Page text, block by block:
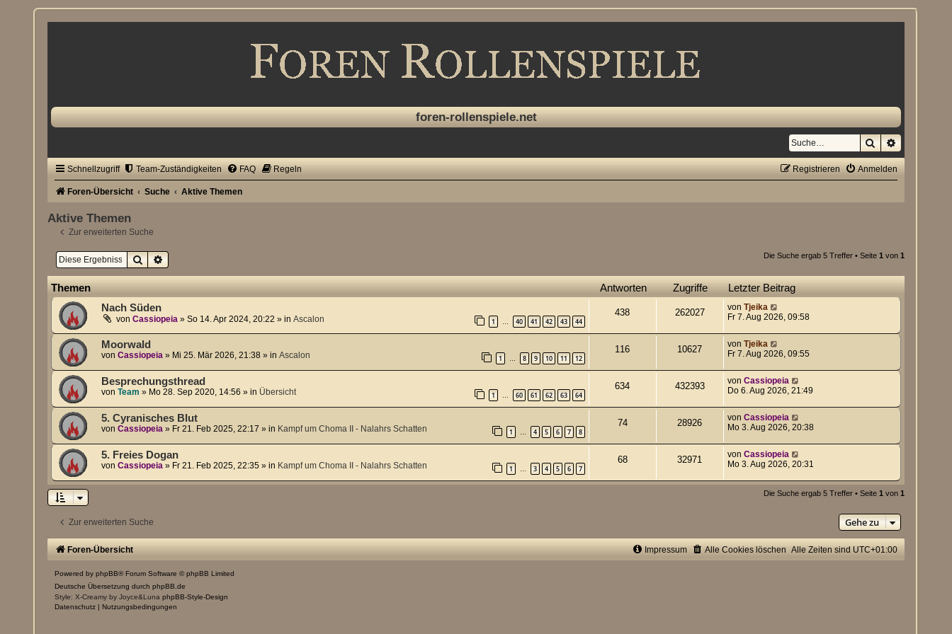
foren-rollenspiele.net
SucheErweiterte
Schnellzugriff Team-Zuständigkeiten FAQ Regeln Anmelden
Registrieren
Foren-Übersicht Suche Aktive Themen
Aktive Themen
Zur erweiterten Suche
SucheErweiterte Suche Die Suche ergab 5 Treffer • Seite 1 von 1
Themen Antworten Zugriffe Letzter Beitrag
Nach Süden
vonCassiopeia »So 14. Apr 2024, 20:22 » inAscalon 1 … 40 41 42 43 44
438 262027 von Tjeika
Fr 7. Aug 2026, 09:58
Moorwald
vonCassiopeia » Mi 25. Mär 2026, 21:38 » inAscalon 1 … 8 9 10 11 12
116 10627 von Tjeika
Fr 7. Aug 2026, 09:55
Besprechungsthread
vonTeam » Mo 28. Sep 2020, 14:56 » in Übersicht 1 … 60 61 62 63 64
634 432393 von Cassiopeia
Do 6. Aug 2026, 21:49
5. Cyranisches Blut
vonCassiopeia » Fr 21. Feb 2025, 22:17 » in Kampf um Choma II - Nalahrs Schatten 1 … 4 5 6 7 8
74 28926 von Cassiopeia
Mo 3. Aug 2026, 20:38
5. Freies Dogan
vonCassiopeia » Fr 21. Feb 2025, 22:35 » in Kampf um Choma II - Nalahrs Schatten 1 … 3 4 5 6 7
68 32971 von Cassiopeia
Mo 3. Aug 2026, 20:31
Die Suche ergab 5 Treffer • Seite 1 von 1
Zur erweiterten Suche Gehe zu
Foren-Übersicht Alle Zeiten sind UTC+01:00
Alle Cookies löschen
Impressum
Powered byphpBB® Forum Software © phpBB Limited
Deutsche Übersetzung durchphpBB.de
Style: X-Creamy by Joyce&LunaphpBB-Style-Design
Datenschutz |Nutzungsbedingungen